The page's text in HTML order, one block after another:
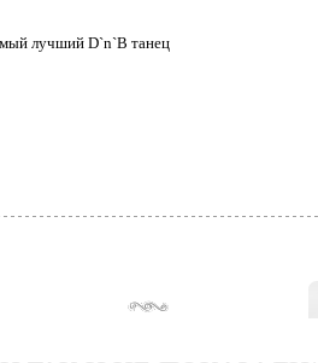
лучший D`n`B танец